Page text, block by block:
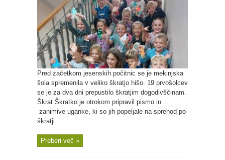
Pred začetkom jesenskih počitnic se je mekinjska
šola spremenila v veliko škratjo hišo. 19 prvošolcev
se je za dva dni prepustilo škratjim dogodivščinam.
Škrat Škratko je otrokom pripravil pismo in
zanimive uganke, ki so jih popeljale na sprehod po
škratji ...
Preberi več »